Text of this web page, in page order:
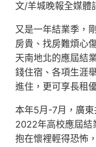
文/羊城晚報全媒體
又是一年結業季，
房貴、找房難煩心
天南地北的應屆結
錢住宿、各項生涯
進住，更可享長租
本年5月-7月，廣
2022年高校應屆結
抱在懷裡輕得恐怖